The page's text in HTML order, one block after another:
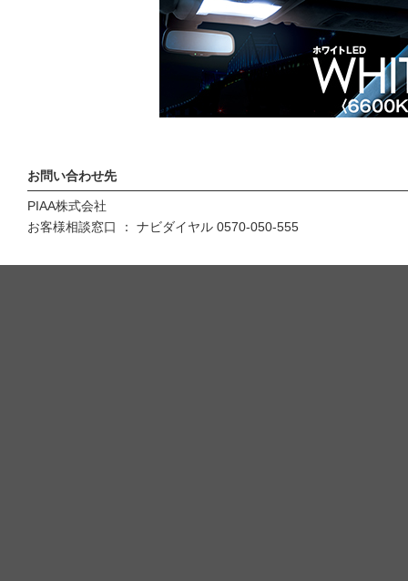
お問い合わせ先
PIAA株式会社
お客様相談窓口 ： ナビダイヤル 0570-050-555